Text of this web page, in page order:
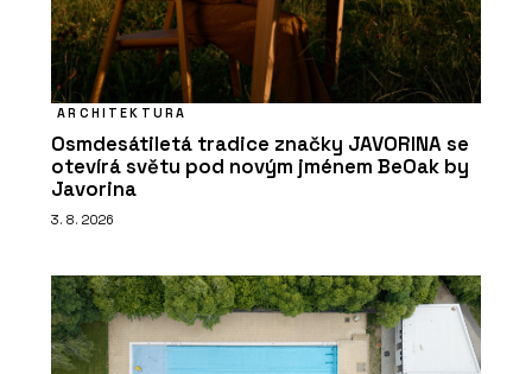
ARCHITEKTURA
Osmdesátiletá tradice značky JAVORINA se
otevírá světu pod novým jménem BeOak by
Javorina
3. 8. 2026